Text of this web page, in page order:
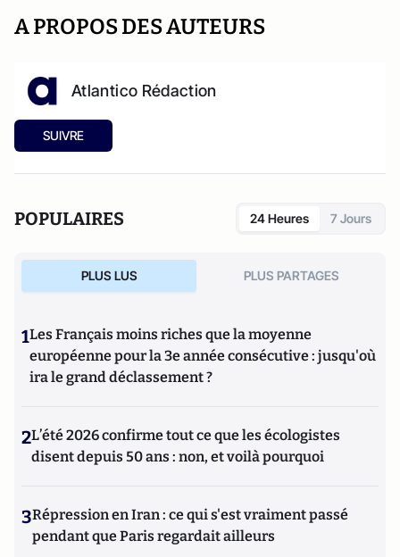
A PROPOS DES AUTEURS
Atlantico Rédaction
SUIVRE
POPULAIRES 24 Heures 7 Jours
PLUS LUS PLUS PARTAGES
1Les Français moins riches que la moyenne
européenne pour la 3e année consécutive : jusqu'où
ira le grand déclassement ?
2L’été 2026 confirme tout ce que les écologistes
disent depuis 50 ans : non, et voilà pourquoi
3Répression en Iran : ce qui s'est vraiment passé
pendant que Paris regardait ailleurs